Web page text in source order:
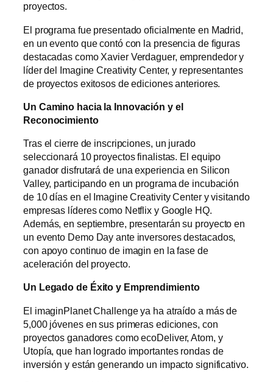
proyectos.
El programa fue presentado oficialmente en Madrid,
en un evento que contó con la presencia de figuras
destacadas como Xavier Verdaguer, emprendedor y
líder del Imagine Creativity Center, y representantes
de proyectos exitosos de ediciones anteriores.
Un Camino hacia la Innovación y el
Reconocimiento
Tras el cierre de inscripciones, un jurado
seleccionará 10 proyectos finalistas. El equipo
ganador disfrutará de una experiencia en Silicon
Valley, participando en un programa de incubación
de 10 días en el Imagine Creativity Center y visitando
empresas líderes como Netflix y Google HQ.
Además, en septiembre, presentarán su proyecto en
un evento Demo Day ante inversores destacados,
con apoyo continuo de imagin en la fase de
aceleración del proyecto.
Un Legado de Éxito y Emprendimiento
El imaginPlanet Challenge ya ha atraído a más de
5,000 jóvenes en sus primeras ediciones, con
proyectos ganadores como ecoDeliver, Atom, y
Utopía, que han logrado importantes rondas de
inversión y están generando un impacto significativo.